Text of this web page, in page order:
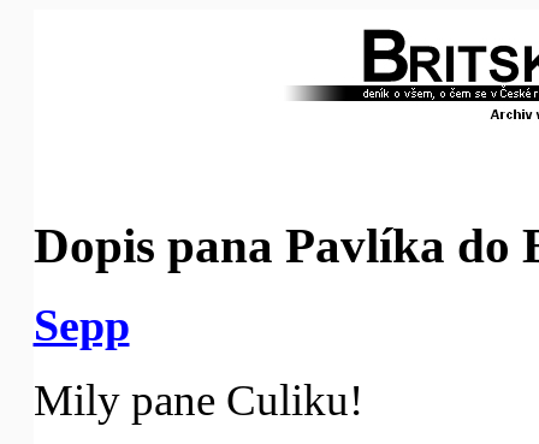
Dopis pana Pavlíka do
Sepp
Mily pane Culiku!